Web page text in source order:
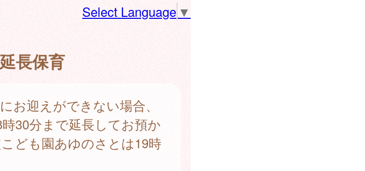
Select Language ▼
延長保育
お迎えができない場合、
30分まで延長してお預か
ども園あゆのさとは19時